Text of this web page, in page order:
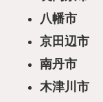
八幡市
京田辺市
南丹市
木津川市